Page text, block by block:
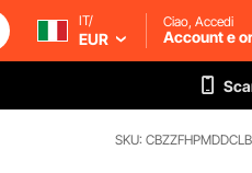
IT/
EUR
Ciao, Accedi
Account e
SKU: